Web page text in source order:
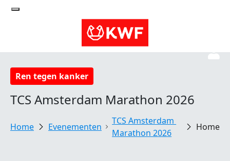
Ren tegen kanker
TCS Amsterdam Marathon 2026
Evenementen
TCS Amsterdam
Marathon 2026
Home